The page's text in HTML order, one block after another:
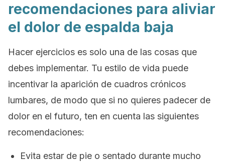
recomendaciones para aliviar
el dolor de espalda baja
Hacer ejercicios es solo una de las cosas que
debes implementar. Tu estilo de vida puede
incentivar la aparición de cuadros crónicos
lumbares, de modo que si no quieres padecer de
dolor en el futuro, ten en cuenta las siguientes
recomendaciones:
Evita estar de pie o sentado durante mucho